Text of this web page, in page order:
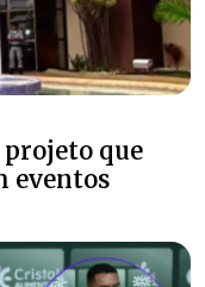
projeto que
eventos